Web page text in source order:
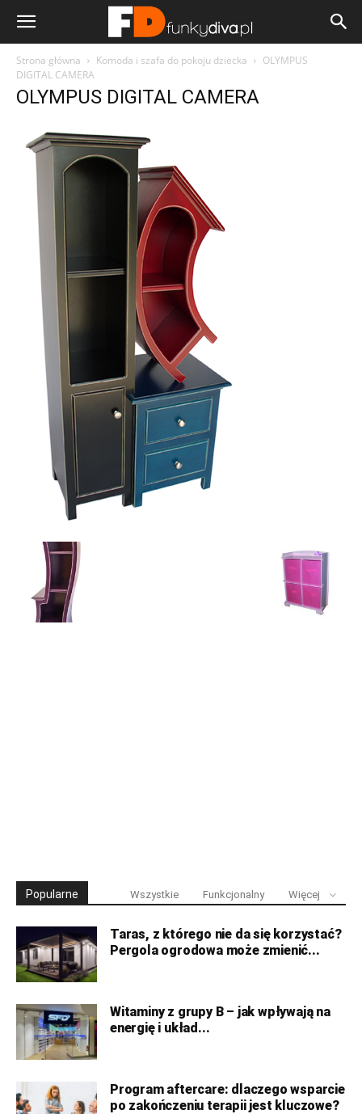
Strona główna Komoda i szafa do pokoju dziecka
OLYMPUS
DIGITAL CAMERA
OLYMPUS DIGITAL CAMERA
Popularne Wszystkie Funkcjonalny Więcej
Taras, z którego nie da się korzystać?
Pergola ogrodowa może zmienić...
Witaminy z grupy B – jak wpływają na
energię i układ...
Program aftercare: dlaczego wsparcie
po zakończeniu terapii jest kluczowe?